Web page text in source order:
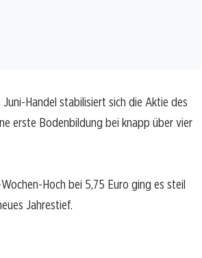
Handel stabilisiert sich die Aktie des
erste Bodenbildung bei knapp über vier
Hoch bei 5,75 Euro ging es steil
Jahrestief.